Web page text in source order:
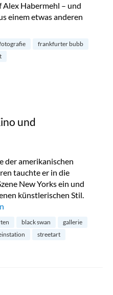
Habermehl – und
einem etwas anderen
Bubb – Fotografien von Alex
frankfurter bubb
und
der amerikanischen
tauchte er in die
New Yorks ein und
künstlerischen Stil.
Air Kino und
black swan
gallerie
streetart